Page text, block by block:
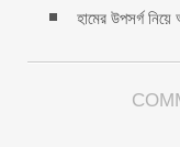
হামের উপসর্গ